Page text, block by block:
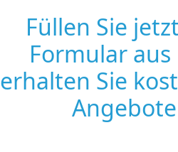
Füllen Sie
Formular aus
erhalten Sie
Angebote